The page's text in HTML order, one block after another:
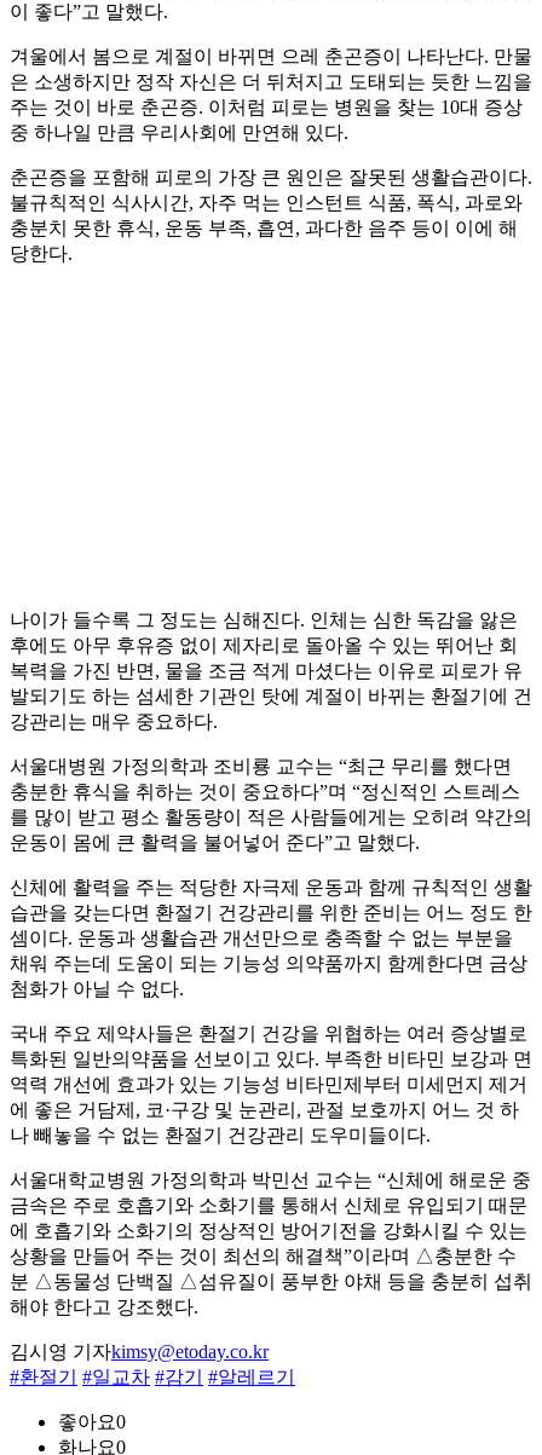
이 좋다”고 말했다.
겨울에서 봄으로 계절이 바뀌면 으레 춘곤증이 나타난다. 만물
은 소생하지만 정작 자신은 더 뒤처지고 도태되는 듯한 느낌을
주는 것이 바로 춘곤증. 이처럼 피로는 병원을 찾는 10대 증상
중 하나일 만큼 우리사회에 만연해 있다.
춘곤증을 포함해 피로의 가장 큰 원인은 잘못된 생활습관이다.
불규칙적인 식사시간, 자주 먹는 인스턴트 식품, 폭식, 과로와
충분치 못한 휴식, 운동 부족, 흡연, 과다한 음주 등이 이에 해
당한다.
나이가 들수록 그 정도는 심해진다. 인체는 심한 독감을 앓은
후에도 아무 후유증 없이 제자리로 돌아올 수 있는 뛰어난 회
복력을 가진 반면, 물을 조금 적게 마셨다는 이유로 피로가 유
발되기도 하는 섬세한 기관인 탓에 계절이 바뀌는 환절기에 건
강관리는 매우 중요하다.
서울대병원 가정의학과 조비룡 교수는 “최근 무리를 했다면
충분한 휴식을 취하는 것이 중요하다”며 “정신적인 스트레스
를 많이 받고 평소 활동량이 적은 사람들에게는 오히려 약간의
운동이 몸에 큰 활력을 불어넣어 준다”고 말했다.
신체에 활력을 주는 적당한 자극제 운동과 함께 규칙적인 생활
습관을 갖는다면 환절기 건강관리를 위한 준비는 어느 정도 한
셈이다. 운동과 생활습관 개선만으로 충족할 수 없는 부분을
채워 주는데 도움이 되는 기능성 의약품까지 함께한다면 금상
첨화가 아닐 수 없다.
국내 주요 제약사들은 환절기 건강을 위협하는 여러 증상별로
특화된 일반의약품을 선보이고 있다. 부족한 비타민 보강과 면
역력 개선에 효과가 있는 기능성 비타민제부터 미세먼지 제거
에 좋은 거담제, 코·구강 및 눈관리, 관절 보호까지 어느 것 하
나 빼놓을 수 없는 환절기 건강관리 도우미들이다.
서울대학교병원 가정의학과 박민선 교수는 “신체에 해로운 중
금속은 주로 호흡기와 소화기를 통해서 신체로 유입되기 때문
에 호흡기와 소화기의 정상적인 방어기전을 강화시킬 수 있는
상황을 만들어 주는 것이 최선의 해결책”이라며 △충분한 수
분 △동물성 단백질 △섬유질이 풍부한 야채 등을 충분히 섭취
해야 한다고 강조했다.
김시영 기자kimsy@etoday.co.kr
#환절기
#일교차 #감기 #알레르기
좋아요0
화나요0